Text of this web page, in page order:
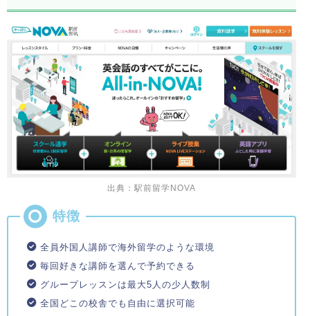
出典：駅前留学NOVA
全員外国人講師で海外留学のような環境
毎回好きな講師を選んで予約できる
グループレッスンは最大5人の少人数制
全国どこの校舎でも自由に選択可能